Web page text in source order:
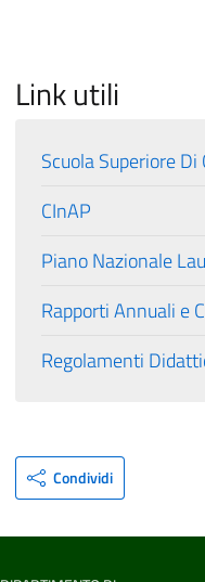
Link utili
Scuola Superiore Di
CInAP
Piano Nazionale
Rapporti Annuali e
Regolamenti
Condividi